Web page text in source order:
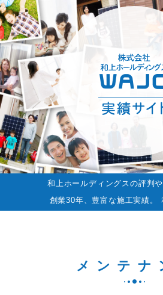
和上ホールディングスの評判や
創業30年、豊富な施工実績。
メンテナ